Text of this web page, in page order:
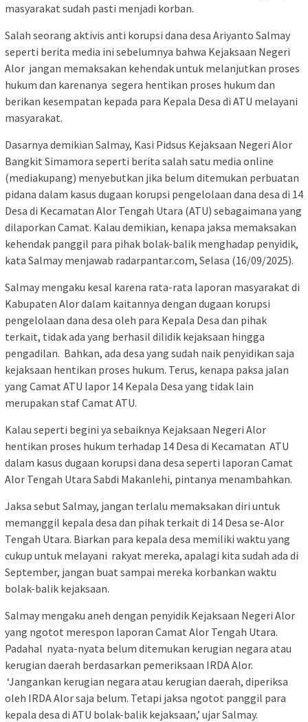
masyarakat sudah pasti menjadi korban.
Salah seorang aktivis anti korupsi dana desa Ariyanto Salmay
seperti berita media ini sebelumnya bahwa Kejaksaan Negeri
Alor jangan memaksakan kehendak untuk melanjutkan proses
hukum dan karenanya segera hentikan proses hukum dan
berikan kesempatan kepada para Kepala Desa di ATU melayani
masyarakat.
Dasarnya demikian Salmay, Kasi Pidsus Kejaksaan Negeri Alor
Bangkit Simamora seperti berita salah satu media online
(mediakupang) menyebutkan jika belum ditemukan perbuatan
pidana dalam kasus dugaan korupsi pengelolaan dana desa di 14
Desa di Kecamatan Alor Tengah Utara (ATU) sebagaimana yang
dilaporkan Camat. Kalau demikian, kenapa jaksa memaksakan
kehendak panggil para pihak bolak-balik menghadap penyidik,
kata Salmay menjawab radarpantar.com, Selasa (16/09/2025).
Salmay mengaku kesal karena rata-rata laporan masyarakat di
Kabupaten Alor dalam kaitannya dengan dugaan korupsi
pengelolaan dana desa oleh para Kepala Desa dan pihak
terkait, tidak ada yang berhasil dilidik kejaksaan hingga
pengadilan. Bahkan, ada desa yang sudah naik penyidikan saja
kejaksaan hentikan proses hukum. Terus, kenapa paksa jalan
yang Camat ATU lapor 14 Kepala Desa yang tidak lain
merupakan staf Camat ATU.
Kalau seperti begini ya sebaiknya Kejaksaan Negeri Alor
hentikan proses hukum terhadap 14 Desa di Kecamatan ATU
dalam kasus dugaan korupsi dana desa seperti laporan Camat
Alor Tengah Utara Sabdi Makanlehi, pintanya menambahkan.
Jaksa sebut Salmay, jangan terlalu memaksakan diri untuk
memanggil kepala desa dan pihak terkait di 14 Desa se-Alor
Tengah Utara. Biarkan para kepala desa memiliki waktu yang
cukup untuk melayani rakyat mereka, apalagi kita sudah ada di
September, jangan buat sampai mereka korbankan waktu
bolak-balik kejaksaan.
Salmay mengaku aneh dengan penyidik Kejaksaan Negeri Alor
yang ngotot merespon laporan Camat Alor Tengah Utara.
Padahal nyata-nyata belum ditemukan kerugian negara atau
kerugian daerah berdasarkan pemeriksaan IRDA Alor.
‘Jangankan kerugian negara atau kerugian daerah, diperiksa
oleh IRDA Alor saja belum. Tetapi jaksa ngotot panggil para
kepala desa di ATU bolak-balik kejaksaan,’ ujar Salmay.